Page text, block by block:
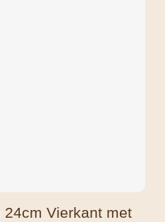
Vierkant met